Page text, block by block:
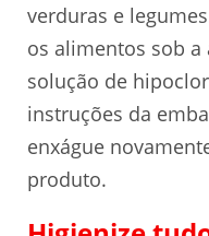
verduras e
os alimentos sob a
solução de
instruções da
enxágue
produto.